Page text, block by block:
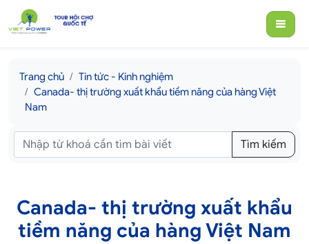
Trang chủ
Tin tức - Kinh nghiệm
Canada- thị trường xuất khẩu tiềm năng của hàng Việt
Nam
Tìm kiếm
Canada- thị trường xuất khẩu
tiềm năng của hàng Việt Nam